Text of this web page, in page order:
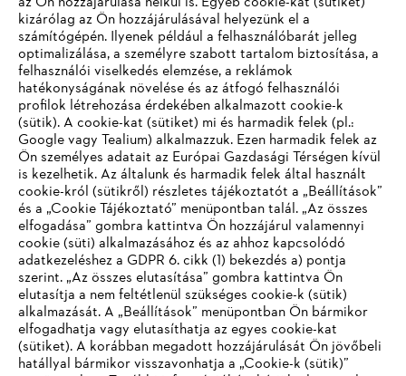
Egyéni védőfelszerelések
A STIHL HÍRLEVELÉNEK KÖSZÖNHETŐEN
TÖBBÉ NEM MARAD LE SEMMIRŐL
e-mail cím
Feliratkozom
IHR BROWSER WIRD NICHT
UNTERSTÜTZT
Sie nutzen einen Browser, den wir noch nicht unterstützen. Für
eine optimale Nutzung unserer Seite empfehlen wir Ihnen, zu
kizárólag az Ön hozzájárulásával helyezünk el a
számítógépén. Ilyenek például a felhasználóbarát jelleg
optimalizálása, a személyre szabott tartalom biztosítása, a
felhasználói viselkedés elemzése, a reklámok
hatékonyságának növelése és az átfogó felhasználói
profilok létrehozása érdekében alkalmazott cookie-k
(sütik). A cookie-kat (sütiket) mi és harmadik felek (pl.:
Google vagy Tealium) alkalmazzuk. Ezen harmadik felek az
Ön személyes adatait az Európai Gazdasági Térségen kívül
is kezelhetik. Az általunk és harmadik felek által használt
cookie-król (sütikről) részletes tájékoztatót a „Beállítások”
és a „Cookie Tájékoztató” menüpontban talál. „Az összes
elfogadása” gombra kattintva Ön hozzájárul valamennyi
cookie (süti) alkalmazásához és az ahhoz kapcsolódó
adatkezeléshez a GDPR 6. cikk (1) bekezdés a) pontja
szerint. „Az összes elutasítása” gombra kattintva Ön
elutasítja a nem feltétlenül szükséges cookie-k (sütik)
alkalmazását. A „Beállítások” menüpontban Ön bármikor
elfogadhatja vagy elutasíthatja az egyes cookie-kat
(sütiket). A korábban megadott hozzájárulását Ön jövőbeli
hatállyal bármikor visszavonhatja a „Cookie-k (sütik)”